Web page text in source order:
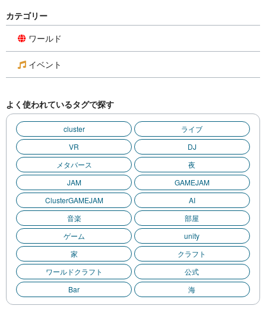
カテゴリー
ワールド
イベント
よく使われているタグで探す
cluster
ライブ
VR
DJ
メタバース
夜
JAM
GAMEJAM
ClusterGAMEJAM
AI
音楽
部屋
ゲーム
unity
家
クラフト
ワールドクラフト
公式
Bar
海